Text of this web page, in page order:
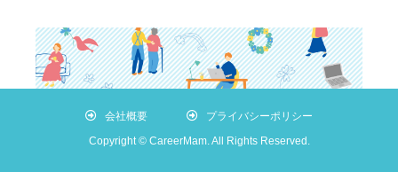
会社概要
プライバシーポリシー
Copyright © CareerMam. All Rights Reserved.